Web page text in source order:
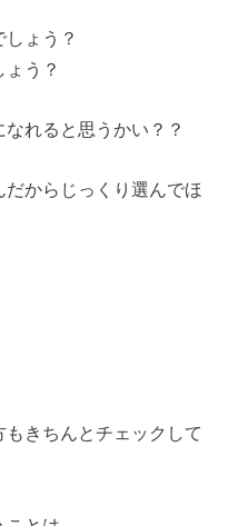
ょう？
う？
れると思うかい？？
からじっくり選んでほ
きちんとチェックして